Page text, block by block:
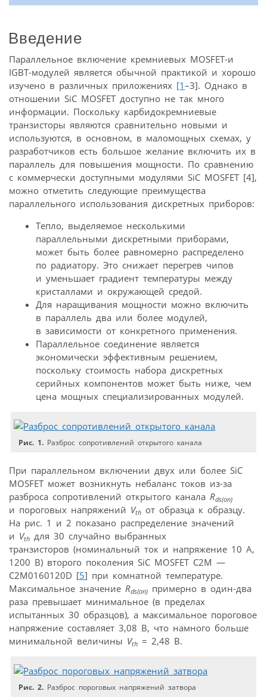
Введение
Параллельное включение кремниевых MOSFET-и
IGBT-модулей является обычной практикой и хорошо
изучено в различных приложениях [1–3]. Однако в
отношении SiC MOSFET доступно не так много
информации. Поскольку карбидокремниевые
транзисторы являются сравнительно новыми и
используются, в основном, в маломощных схемах, у
разработчиков есть большое желание включить их в
параллель для повышения мощности. По сравнению
с коммерчески доступными модулями SiC MOSFET [4],
можно отметить следующие преимущества
параллельного использования дискретных приборов:
Тепло, выделяемое несколькими
параллельными дискретными приборами,
может быть более равномерно распределено
по радиатору. Это снижает перегрев чипов
и уменьшает градиент температуры между
кристаллами и окружающей средой.
Для наращивания мощности можно включить
в параллель два или более модулей,
в зависимости от конкретного применения.
Параллельное соединение является
экономически эффективным решением,
поскольку стоимость набора дискретных
серийных компонентов может быть ниже, чем
цена мощных специализированных модулей.
Рис. 1. Разброс сопротивлений открытого канала
При параллельном включении двух или более SiC
MOSFET может возникнуть небаланс токов из-за
разброса сопротивлений открытого канала Rds(on)
и пороговых напряжений Vth от образца к образцу.
На рис. 1 и 2 показано распределение значений
и Vth для 30 случайно выбранных
транзисторов (номинальный ток и напряжение 10 А,
1200 В) второго поколения SiC MOSFET C2M —
C2M0160120D [5] при комнатной температуре.
Максимальное значение Rds(on) примерно в один-два
раза превышает минимальное (в пределах
испытанных 30 образцов), а максимальное пороговое
напряжение составляет 3,08 В, что намного больше
минимальной величины Vth = 2,48 В.
Рис. 2. Разброс пороговых напряжений затвора